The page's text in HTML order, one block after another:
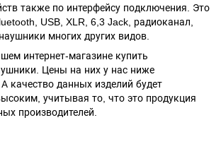
также по интерфейсу подключения. Это
USB, XLR, 6,3 Jack, радиоканал,
многих других видов.
интернет-магазине купить
Цены на них у нас ниже
качество данных изделий будет
учитывая то, что это продукция
производителей.